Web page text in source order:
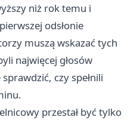
niż rok temu i
odsłonie
muszą wskazać tych
najwięcej głosów
czy spełnili
przestał być tylko